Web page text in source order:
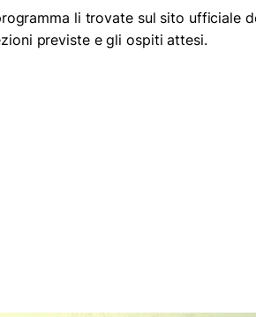
li trovate sul sito ufficiale
previste e gli ospiti attesi.